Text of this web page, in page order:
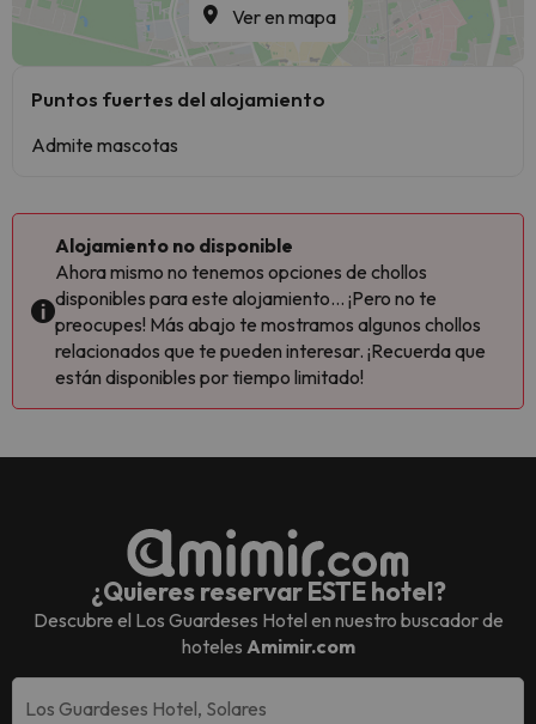
Ver en mapa
Puntos fuertes del alojamiento
Admite mascotas
Alojamiento no disponible
Ahora mismo no tenemos opciones de chollos
disponibles para este alojamiento... ¡Pero no te
preocupes! Más abajo te mostramos algunos chollos
relacionados que te pueden interesar. ¡Recuerda que
están disponibles por tiempo limitado!
¿Quieres reservar ESTE hotel?
Descubre el Los Guardeses Hotel en nuestro buscador de
hoteles Amimir.com